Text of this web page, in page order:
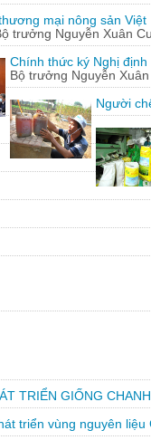
mại nông sản Việt
trưởng Nguyễn Xuân
Chính thức ký Nghị
Bộ trưởng Nguyễn
Người
TRIỂN GIỐNG
triển vùng nguyên liệu